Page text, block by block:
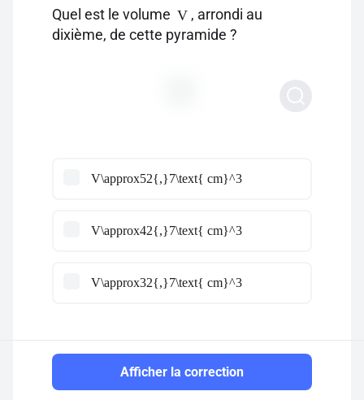
Quel est le volume V , arrondi au
dixième, de cette pyramide ?
V\approx52{,}7\text{ cm}^3
V\approx42{,}7\text{ cm}^3
V\approx32{,}7\text{ cm}^3
Afficher la correction